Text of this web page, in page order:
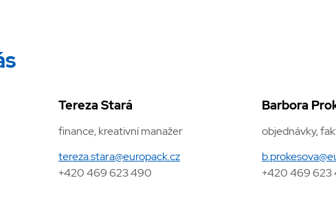
Tereza Stará
finance, kreativní manažer
tereza.stara@europack.cz
+420 469 623 490
Barbora
objednávky,
+420 469 623